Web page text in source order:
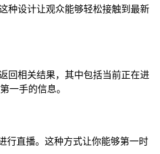
种设计让观众能够轻松接触到最新
回相关结果，其中包括当前正在进
一手的信息。
行直播。这种方式让你能够第一时